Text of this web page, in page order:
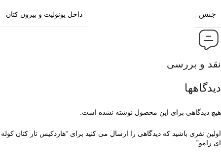
جنس داخل یونولیت و بیرون کتان
نقد و بررسی
دیدگاهها
هیچ دیدگاهی برای این محصول نوشته نشده است.
اولین نفری باشید که دیدگاهی را ارسال می کنید برای “هاردکیس تار کتان کوله
ای رامو”